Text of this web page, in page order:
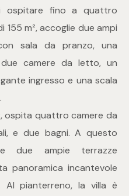
ospitare fino a quattro
m², accoglie due ampi
sala da pranzo, una
camere da letto, un
ingresso e una scala
ospita quattro camere da
e due bagni. A questo
due ampie terrazze
panoramica incantevole
Al pianterreno, la villa è